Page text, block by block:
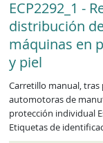
ECP2292_1 -
distribución
máquinas en
y piel
Carretillo manual,
automotoras de
protección individual
Etiquetas de